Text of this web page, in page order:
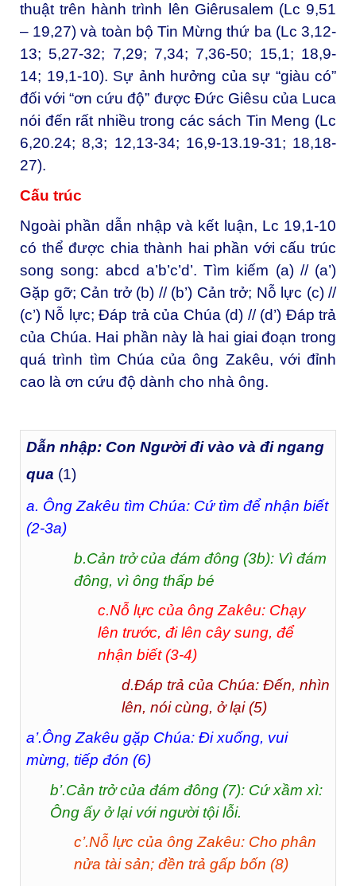
thuật trên hành trình lên Giêrusalem (Lc 9,51
– 19,27) và toàn bộ Tin Mừng thứ ba (Lc 3,12-
13; 5,27-32; 7,29; 7,34; 7,36-50; 15,1; 18,9-
14; 19,1-10). Sự ảnh hưởng của sự “giàu có”
đối với “ơn cứu độ” được Đức Giêsu của Luca
nói đến rất nhiều trong các sách Tin Meng (Lc
6,20.24; 8,3; 12,13-34; 16,9-13.19-31; 18,18-
27).
Cấu trúc
Ngoài phần dẫn nhập và kết luận, Lc 19,1-10
có thể được chia thành hai phần với cấu trúc
song song: abcd a’b’c’d’. Tìm kiếm (a) // (a’)
Gặp gỡ; Cản trở (b) // (b’) Cản trở; Nỗ lực (c) //
(c’) Nỗ lực; Đáp trả của Chúa (d) // (d’) Đáp trả
của Chúa. Hai phần này là hai giai đoạn trong
quá trình tìm Chúa của ông Zakêu, với đỉnh
cao là ơn cứu độ dành cho nhà ông.
Dẫn nhập: Con Người đi vào và đi ngang
qua (1)
a. Ông Zakêu tìm Chúa: Cứ tìm để nhận biết
(2-3a)
b.Cản trở của đám đông (3b): Vì đám
đông, vì ông thấp bé
c.Nỗ lực của ông Zakêu: Chạy
lên trước, đi lên cây sung, để
nhận biết (3-4)
d.Đáp trả của Chúa: Đến, nhìn
lên, nói cùng, ở lại (5)
a’.Ông Zakêu gặp Chúa: Đi xuống, vui
mừng, tiếp đón (6)
b’.Cản trở của đám đông (7): Cứ xầm xì:
Ông ấy ở lại với người tội lỗi.
c’.Nỗ lực của ông Zakêu: Cho phân
nửa tài sản; đền trả gấp bốn (8)